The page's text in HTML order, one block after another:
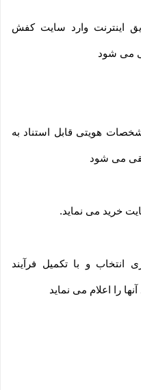
اینترنت وارد سایت کفش
می شود
هویتی قابل استناد به
می شود
خرید می نماید.
انتخاب و با تکمیل فرآیند
را اعلام می نماید